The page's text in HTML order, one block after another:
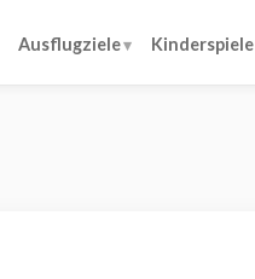
Ausflugziele Kinderspiele